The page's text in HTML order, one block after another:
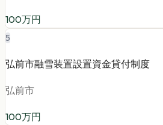
100万円
5
弘前市融雪装置設置資金貸付制度
弘前市
100万円